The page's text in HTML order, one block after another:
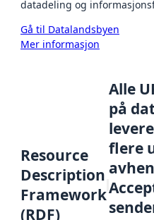
datadeling og
Gå til Datalandsbyen
Mer informasjon
Resource
Description
Framework
(RDF)
Alle
på
flere